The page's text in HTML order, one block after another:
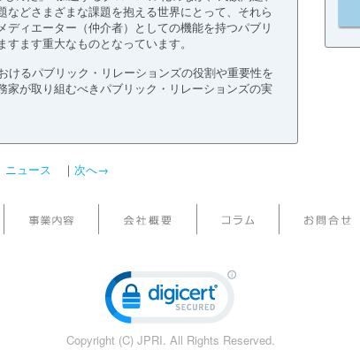
どさまざまな課題を抱える世界にとって、それら
ィエーター（仲介者）としての機能を持つパブリ
ます重大なものとなっています。
けるパブリック・リレーションズの役割や重要性を
が取り組むべきパブリック・リレーションズの実
ニュース ｜次へ→
Copyright (C) JPRI. All Rights Reserved.